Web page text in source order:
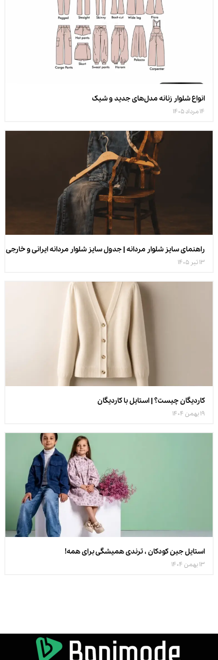
انواع شلوار زنانه مدل‌های جدید و شیک
14 مرداد 1405
راهنمای سایز شلوار مردانه | جدول سایز شلوار مردانه ایرانی و خارجی
13 تیر 1405
کاردیگان چیست؟ | استایل با کاردیگان
19 بهمن 1404
استایل جین کودکان ، ترندی همیشگی برای همه!
13 بهمن 1404